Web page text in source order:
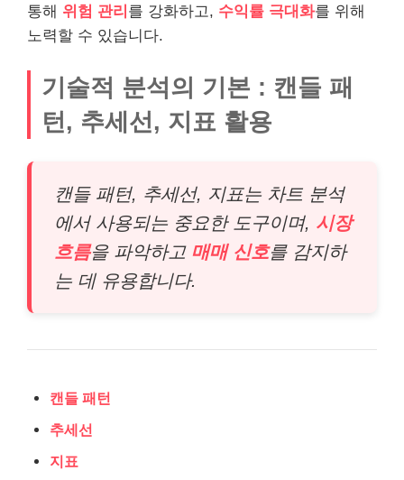
통해 위험 관리 를 강화하고, 수익률 극대화를 위해
노력할 수 있습니다.
기술적 분석의 기본 : 캔들 패
턴, 추세선, 지표 활용
캔들 패턴, 추세선, 지표는 차트 분석
에서 사용되는 중요한 도구이며, 시장
흐름을 파악하고 매매 신호를 감지하
는 데 유용합니다.
캔들 패턴
추세선
지표